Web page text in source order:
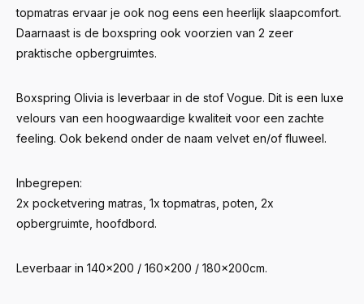
topmatras ervaar je ook nog eens een heerlijk slaapcomfort.
Daarnaast is de boxspring ook voorzien van 2 zeer
praktische opbergruimtes.
Boxspring Olivia is leverbaar in de stof Vogue. Dit is een luxe
velours van een hoogwaardige kwaliteit voor een zachte
feeling. Ook bekend onder de naam velvet en/of fluweel.
Inbegrepen:
2x pocketvering matras, 1x topmatras, poten, 2x
opbergruimte, hoofdbord.
Leverbaar in 140x200 / 160x200 / 180x200cm.